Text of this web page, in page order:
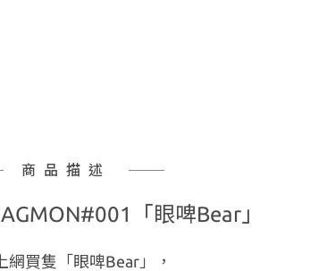
商品描述
「眼啤Bear」
網買隻「眼啤Bear」，